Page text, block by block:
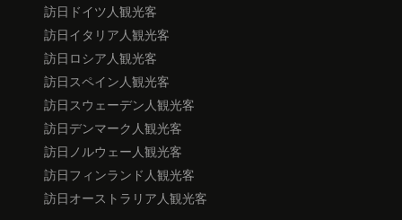
訪日ドイツ人観光客
訪日イタリア人観光客
訪日ロシア人観光客
訪日スペイン人観光客
訪日スウェーデン人観光客
訪日デンマーク人観光客
訪日ノルウェー人観光客
訪日フィンランド人観光客
訪日オーストラリア人観光客